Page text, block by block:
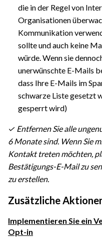
die in der Regel von
Organisationen
Kommunikation
sollte und auch keine
würde. Wenn sie
unerwünschte E-Mails
dass Ihre E-Mails im
schwarze Liste gesetzt
gesperrt wird)
✓ Entfernen Sie alle
6 Monate sind. Wenn Sie
Kontakt treten möchten,
Bestätigungs-E-Mail zu
zu erstellen.
Zusätzliche
Implementieren Sie ein
Opt-in